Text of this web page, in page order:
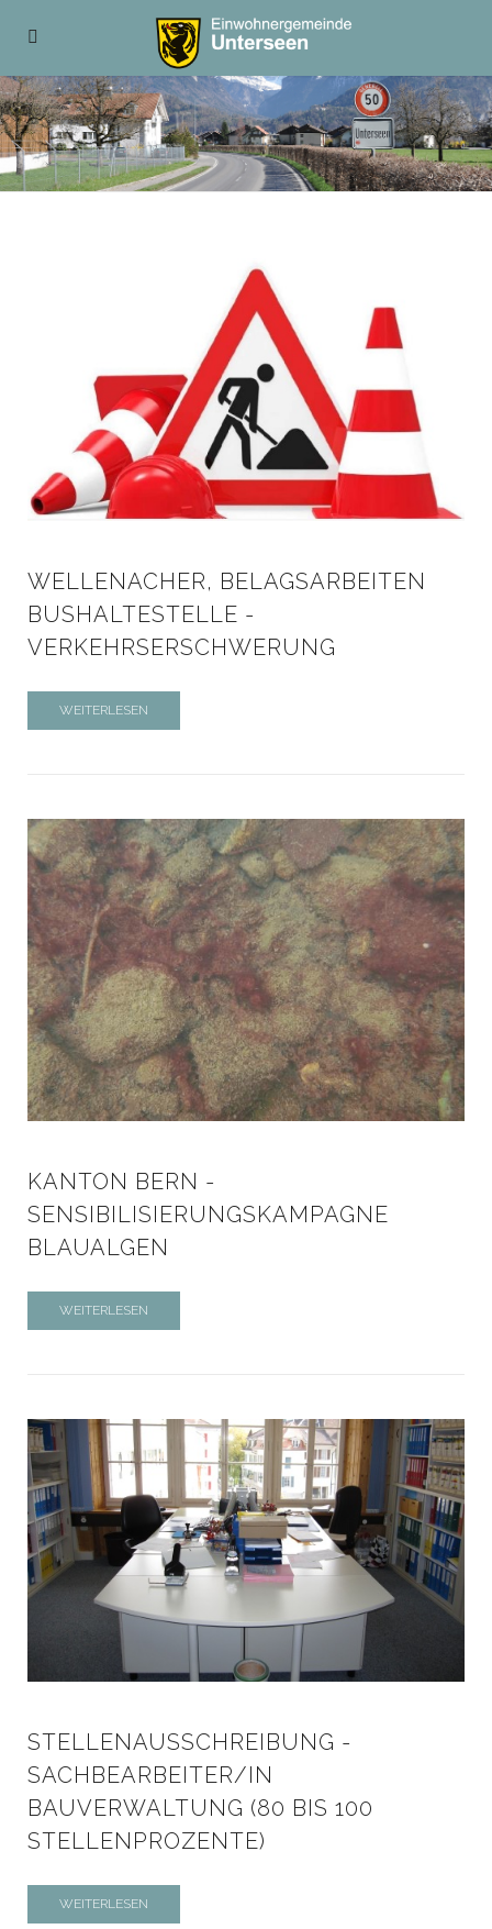
WELLENACHER, BELAGSARBEITEN
BUSHALTESTELLE -
VERKEHRSERSCHWERUNG
WEITERLESEN
KANTON BERN -
SENSIBILISIERUNGSKAMPAGNE
BLAUALGEN
WEITERLESEN
STELLENAUSSCHREIBUNG -
SACHBEARBEITER/IN
BAUVERWALTUNG (80 BIS 100
STELLENPROZENTE)
WEITERLESEN